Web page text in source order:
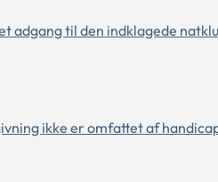
adgang til den indklagede
ikke er omfattet af